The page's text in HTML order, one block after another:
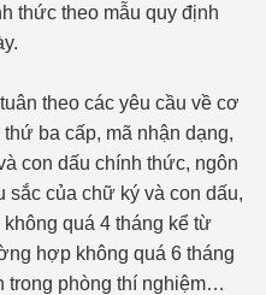
thức theo mẫu quy định
theo các yêu cầu về cơ
ba cấp, mã nhận dạng,
con dấu chính thức, ngôn
sắc của chữ ký và con dấu,
quá 4 tháng kể từ
hợp không quá 6 tháng
trong phòng thí nghiệm…